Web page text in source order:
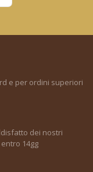
e per ordini superiori
dei nostri
14gg